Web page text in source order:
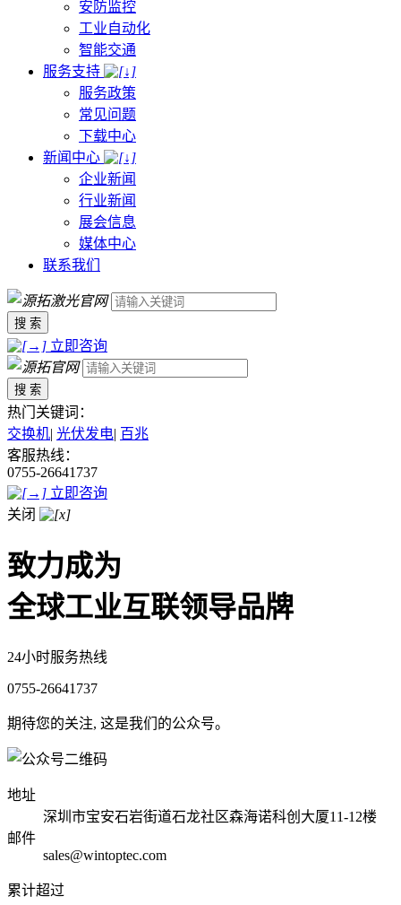
安防监控
工业自动化
智能交通
服务支持
服务政策
常见问题
下载中心
新闻中心
企业新闻
行业新闻
展会信息
媒体中心
联系我们
搜 索
立即咨询
搜 索
热门关键词：
交换机| 光伏发电| 百兆
客服热线：
0755-26641737
立即咨询
关闭
致力成为
全球工业互联领导品牌
24小时服务热线
0755-26641737
期待您的关注, 这是我们的公众号。
地址
深圳市宝安石岩街道石龙社区森海诺科创大厦11-12楼
邮件
sales@wintoptec.com
累计超过